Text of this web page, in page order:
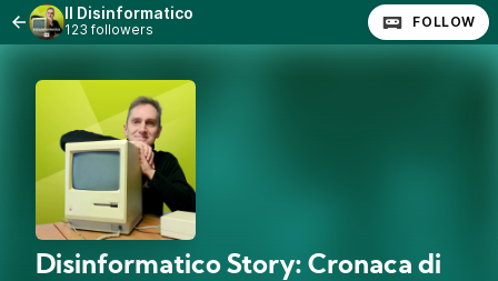
Il Disinformatico
123 followers FOLLOW
Disinformatico Story: Cronaca di